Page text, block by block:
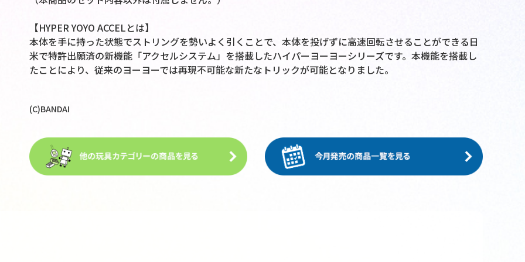
【HYPER YOYO ACCELとは】
本体を手に持った状態でストリングを勢いよく引くことで、本体を投げずに高速回転させることができる日
米で特許出願済の新機能「アクセルシステム」を搭載したハイパーヨーヨーシリーズです。本機能を搭載し
たことにより、従来のヨーヨーでは再現不可能な新たなトリックが可能となりました。
(C)BANDAI